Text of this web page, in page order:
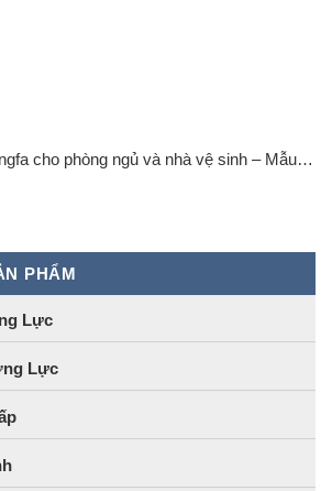
PHẨM
Lực
Lực
cho phòng ngủ và nhà vệ sinh – Mẫu…